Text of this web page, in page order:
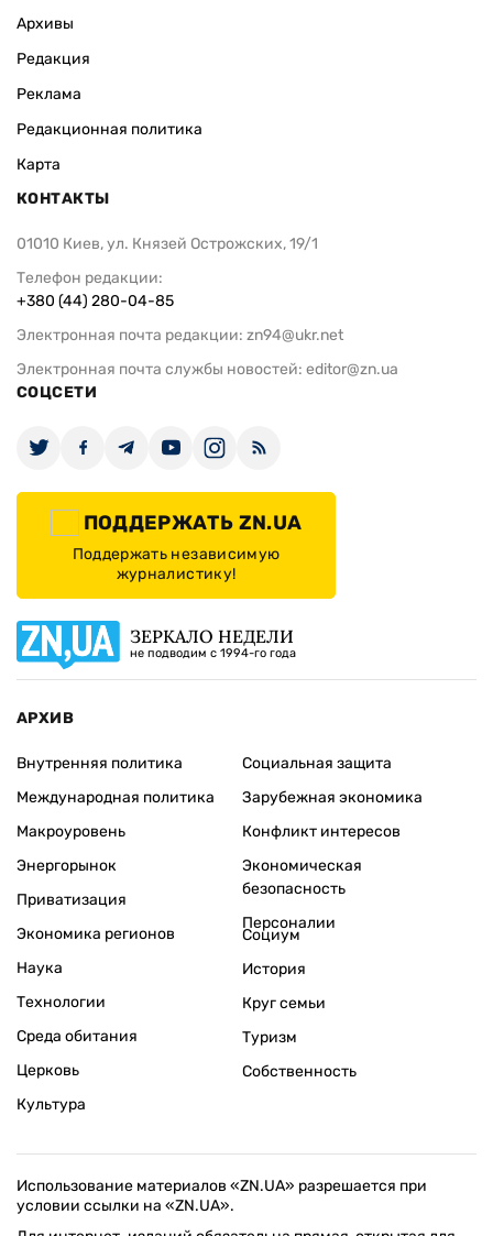
Архивы
Редакция
Реклама
Редакционная политика
Карта
КОНТАКТЫ
01010 Киев, ул. Князей Острожских, 19/1
Телефон редакции:
+380 (44) 280-04-85
Электронная почта редакции: zn94@ukr.net
Электронная почта службы новостей: editor@zn.ua
СОЦСЕТИ
ПОДДЕРЖАТЬ ZN.UA
Поддержать независимую
журналистику!
ЗЕРКАЛО НЕДЕЛИ
не подводим с 1994-го года
АРХИВ
Внутренняя политика
Международная политика
Макроуровень
Энергорынок
Приватизация
Экономика регионов
Социальная защита
Зарубежная экономика
Конфликт интересов
Экономическая
безопасность
Персоналии
Наука
Технологии
Среда обитания
Церковь
Культура
Социум
История
Круг семьи
Туризм
Собственность
Использование материалов «ZN.UA» разрешается при
условии ссылки на «ZN.UA».